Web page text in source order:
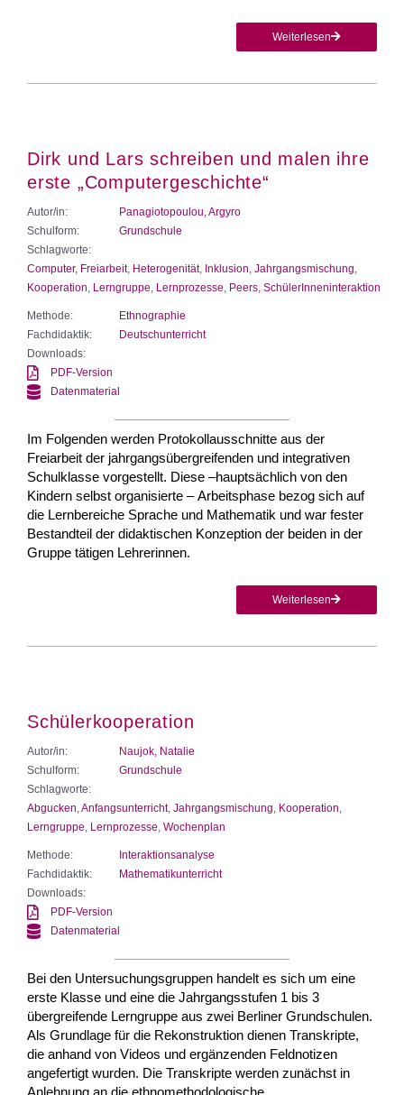
Weiterlesen
Dirk und Lars schreiben und malen ihre
erste „Computergeschichte“
Autor/in:
Panagiotopoulou, Argyro
Schulform:
Grundschule
Schlagworte:
Computer, Freiarbeit, Heterogenität, Inklusion Jahrgangsmischung
Kooperation Lerngruppe Lernprozesse Peers SchülerInneninteraktion
Methode:
Ethnographie
Fachdidaktik:
Deutschunterricht
Downloads:
PDF-Version
Datenmaterial
Im Folgenden werden Protokollausschnitte aus der
Freiarbeit der jahrgangsübergreifenden und integrativen
Schulklasse vorgestellt. Diese –hauptsächlich von den
Kindern selbst organisierte – Arbeitsphase bezog sich auf
die Lernbereiche Sprache und Mathematik und war fester
Bestandteil der didaktischen Konzeption der beiden in der
Gruppe tätigen Lehrerinnen.
Weiterlesen
Schülerkooperation
Autor/in:
Naujok, Natalie
Schulform:
Grundschule
Schlagworte:
Abgucken Anfangsunterricht, Jahrgangsmischung Kooperation
Lerngruppe Lernprozesse Wochenplan
Methode:
Interaktionsanalyse
Fachdidaktik:
Mathematikunterricht
Downloads:
PDF-Version
Datenmaterial
Bei den Untersuchungsgruppen handelt es sich um eine
erste Klasse und eine die Jahrgangsstufen 1 bis 3
übergreifende Lerngruppe aus zwei Berliner Grundschulen.
Als Grundlage für die Rekonstruktion dienen Transkripte,
die anhand von Videos und ergänzenden Feldnotizen
angefertigt wurden. Die Transkripte werden zunächst in
Anlehnung an die ethnomethodologische